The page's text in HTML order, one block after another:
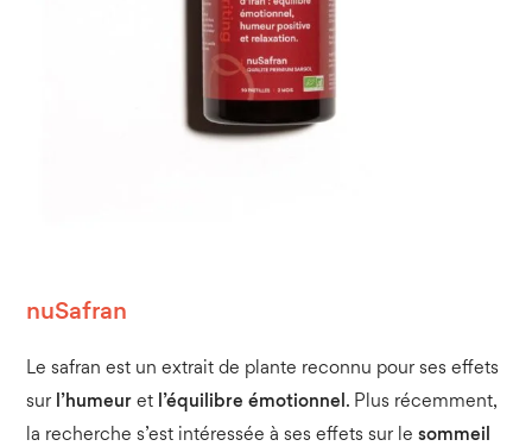
nuSafran
Le safran est un extrait de plante reconnu pour ses effets
sur l’humeur et l’équilibre émotionnel . Plus récemment,
la recherche s’est intéressée à ses effets sur lesommeil